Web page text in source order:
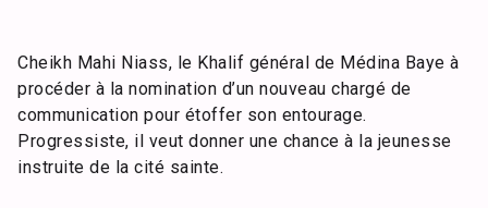
Cheikh Mahi Niass, le Khalif général de Médina Baye à
procéder à la nomination d’un nouveau chargé de
communication pour étoffer son entourage.
Progressiste, il veut donner une chance à la jeunesse
instruite de la cité sainte.